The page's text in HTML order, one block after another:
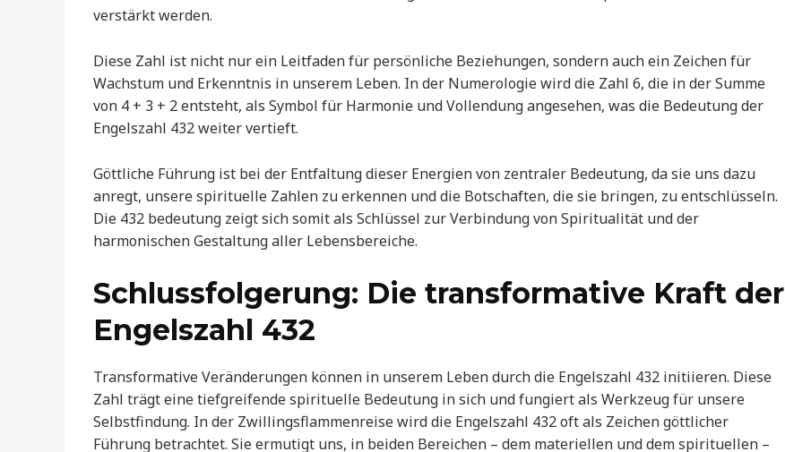
verstärkt werden.
Diese Zahl ist nicht nur ein Leitfaden für persönliche Beziehungen, sondern auch ein Zeichen für
Wachstum und Erkenntnis in unserem Leben. In der Numerologie wird die Zahl 6, die in der Summe
von 4 + 3 + 2 entsteht, als Symbol für Harmonie und Vollendung angesehen, was die Bedeutung der
Engelszahl 432 weiter vertieft.
Göttliche Führung ist bei der Entfaltung dieser Energien von zentraler Bedeutung, da sie uns dazu
anregt, unsere spirituelle Zahlen zu erkennen und die Botschaften, die sie bringen, zu entschlüsseln.
Die 432 bedeutung zeigt sich somit als Schlüssel zur Verbindung von Spiritualität und der
harmonischen Gestaltung aller Lebensbereiche.
Schlussfolgerung: Die transformative Kraft der
Engelszahl 432
Transformative Veränderungen können in unserem Leben durch die Engelszahl 432 initiieren. Diese
Zahl trägt eine tiefgreifende spirituelle Bedeutung in sich und fungiert als Werkzeug für unsere
Selbstfindung. In der Zwillingsflammenreise wird die Engelszahl 432 oft als Zeichen göttlicher
Führung betrachtet. Sie ermutigt uns, in beiden Bereichen – dem materiellen und dem spirituellen –